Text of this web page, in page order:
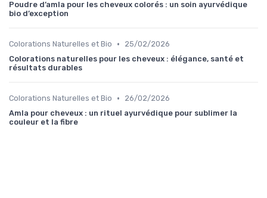
Poudre d’amla pour les cheveux colorés : un soin ayurvédique
bio d’exception
Colorations Naturelles et Bio •
25/02/2026
Colorations naturelles pour les cheveux : élégance, santé et
résultats durables
Colorations Naturelles et Bio •
26/02/2026
Amla pour cheveux : un rituel ayurvédique pour sublimer la
couleur et la fibre